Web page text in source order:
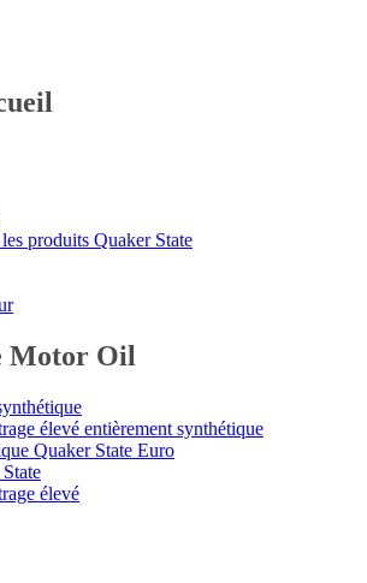
produits Quaker State
Motor Oil
élevé entièrement synthétique
Quaker State Euro
élevé